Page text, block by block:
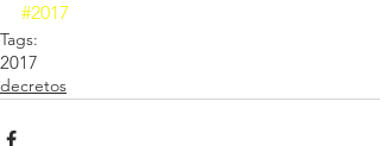
#2017
Tags:
2017
decretos